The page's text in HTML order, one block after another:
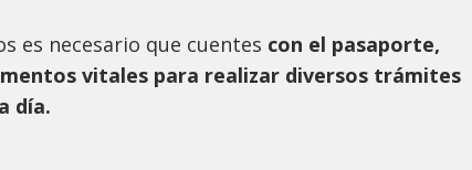
es necesario que cuentes con el pasaporte,
vitales para realizar diversos trámites
día.